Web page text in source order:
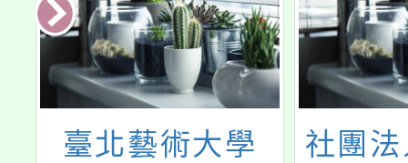
臺北藝術大學
社團